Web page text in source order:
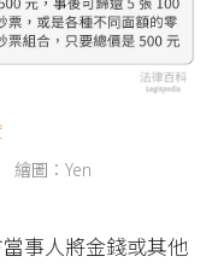
圖：Yen
當事人將金錢或其他